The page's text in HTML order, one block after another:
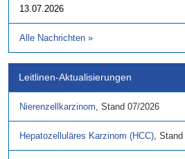
13.07.2026
Alle Nachrichten »
Leitlinen-Aktualisierungen
Nierenzellkarzinom, Stand 07/2026
Hepatozelluläres Karzinom (HCC), Stand